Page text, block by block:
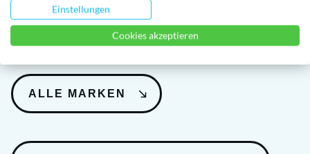
Marken
ALLE MARKEN
Einstellungen
Cookies akzeptieren